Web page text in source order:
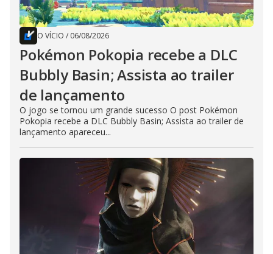
O VÍCIO / 06/08/2026
Pokémon Pokopia recebe a DLC
Bubbly Basin; Assista ao trailer
de lançamento
O jogo se tornou um grande sucesso O post Pokémon
Pokopia recebe a DLC Bubbly Basin; Assista ao trailer de
lançamento apareceu...